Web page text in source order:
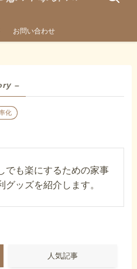
お問い合わせ
–
化
でも楽にするための家事
ッズを紹介します。
人気記事